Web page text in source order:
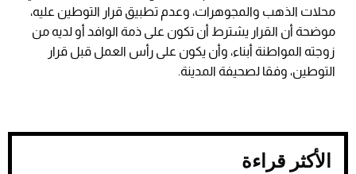
محلات الذهب والمجوهرات، وعدم تطبيق قرار التوطين عليه،
موضحة أن القرار يشترط أن تكون على ذمة الوافد أو لديه من
زوجته المواطنة أبناء، وأن يكون على رأس العمل قبل قرار
التوطين، وفقا لصحيفة المدينة.
الأكثر قراءة